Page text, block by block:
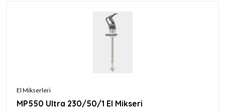
El Mikserleri
MP550 Ultra 230/50/1 El Mikseri